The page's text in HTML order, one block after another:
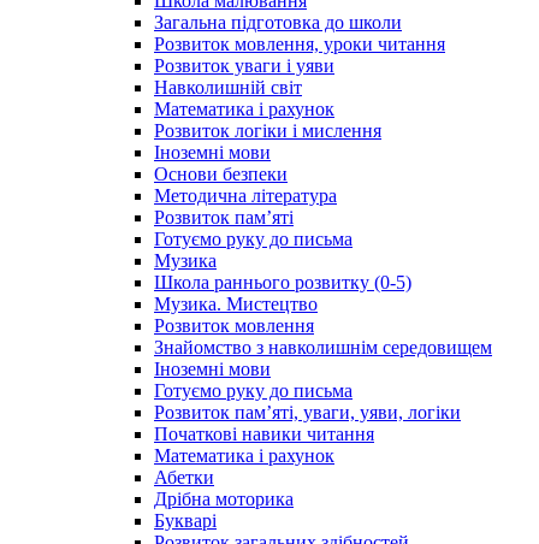
Загальна підготовка до школи
Розвиток мовлення, уроки читання
Розвиток уваги і уяви
Навколишній світ
Математика і рахунок
Розвиток логіки і мислення
Іноземні мови
Основи безпеки
Методична література
Розвиток пам’яті
Готуємо руку до письма
Музика
Школа раннього розвитку (0-5)
Музика. Мистецтво
Розвиток мовлення
Знайомство з навколишнім середовищем
Іноземні мови
Готуємо руку до письма
Розвиток пам’яті, уваги, уяви, логіки
Початкові навики читання
Математика і рахунок
Абетки
Дрібна моторика
Букварі